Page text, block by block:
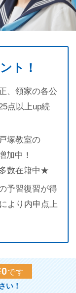
ト！
、領家の各公
点以上up続
塚教室の
加中！
数在籍中★
予習復習が得
より内申点上
です
い！